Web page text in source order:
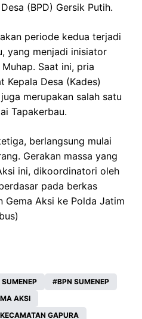
(BPD) Gersik Putih.
periode kedua terjadi
yang menjadi inisiator
Saat ini, pria
Kepala Desa (Kades)
merupakan salah satu
Tapakerbau.
berlangsung mulai
Gerakan massa yang
ini, dikoordinatori oleh
pada berkas
Gema Aksi ke Polda Jatim
SUMENEP
BPN SUMENEP
AKSI
KECAMATAN GAPURA